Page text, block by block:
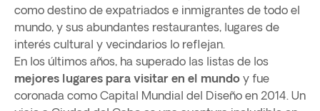
como destino de expatriados e inmigrantes de todo el
mundo, y sus abundantes restaurantes, lugares de
interés cultural y vecindarios lo reflejan.
En los últimos años, ha superado las listas de los
mejores lugares para visitar en el mundo y fue
coronada como Capital Mundial del Diseño en 2014. Un